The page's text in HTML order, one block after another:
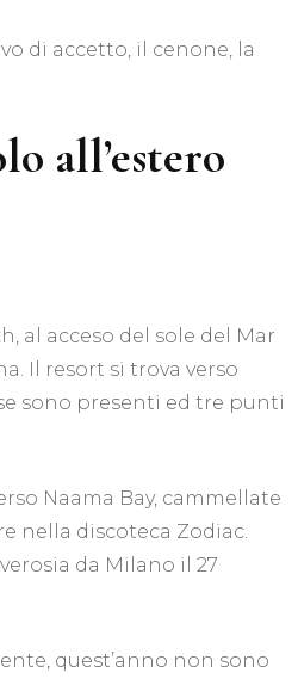
di accetto, il cenone, la
all’estero
al acceso del sole del Mar
Il resort si trova verso
sono presenti ed tre punti
Naama Bay, cammellate
nella discoteca Zodiac.
da Milano il 27
quest’anno non sono